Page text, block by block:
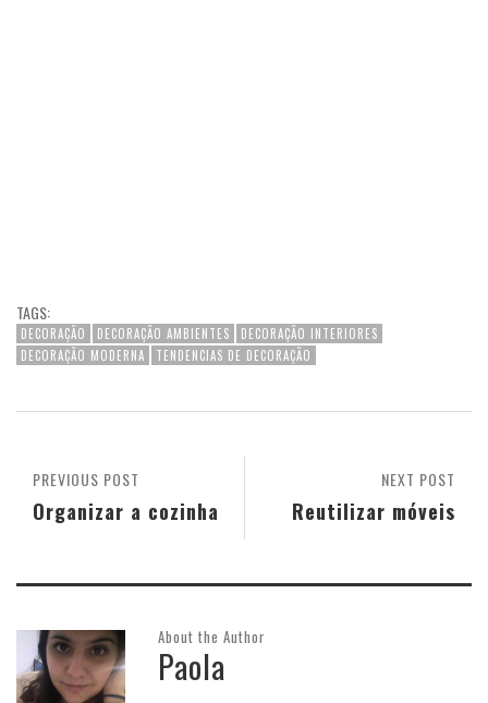
TAGS:
DECORAÇÃO DECORAÇÃO AMBIENTES
DECORAÇÃO INTERIORES
DECORAÇÃO MODERNA
TENDENCIAS DE DECORAÇÃO
NEXT POST
Reutilizar móveis
PREVIOUS POST
Organizar a cozinha
About the Author
Paola